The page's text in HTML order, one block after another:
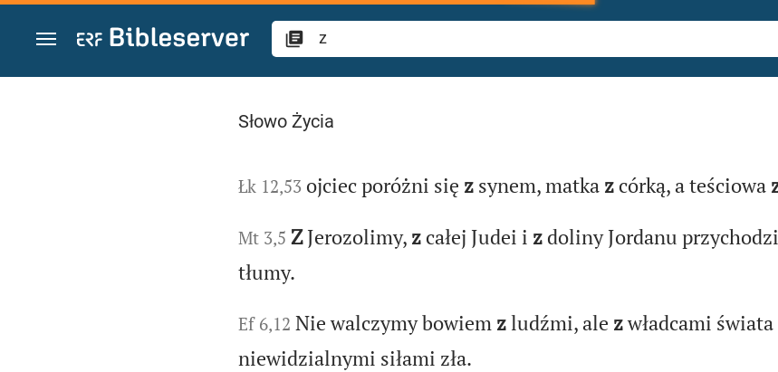
Przejdź do treści
Wyszukaj „z” w Biblii
Słowo Życia
Łk 12,53 ojciec poróżni się zsynem, matka zcórką, a teściowa
Mt 3,5 ZJerozolimy, zcałej Judei i zdoliny Jordanu
tłumy.
Ef 6,12 Nie walczymy bowiem zludźmi, ale zwładcami
niewidzialnymi siłami zła.